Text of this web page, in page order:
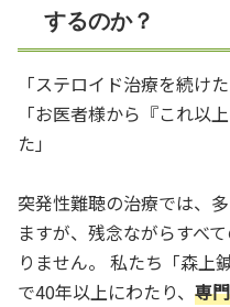
するのか？
「ステロイド治療を続け
「お医者様から『これ以
た」
突発性難聴の治療では、
ますが、残念ながらすべ
りません。 私たち「森上
で40年以上にわたり、 専